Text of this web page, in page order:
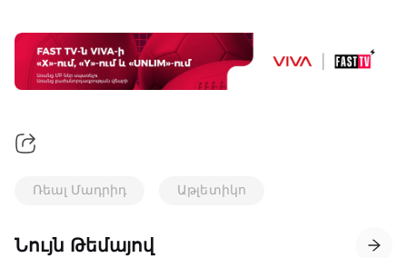
Ռեալ Մադրիդ Աթլետիկո
Նույն Թեմայով